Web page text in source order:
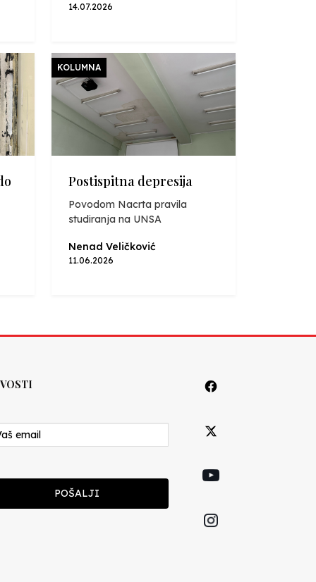
14.07.2026
KOLUMNA
Postispitna depresija
Povodom Nacrta pravila
studiranja na UNSA
Nenad Veličković
11.06.2026
POŠALJI